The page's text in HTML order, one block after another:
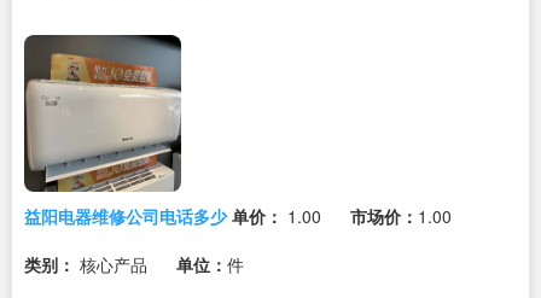
益阳电器维修公司电话多少 单价： 1.00 市场价： 1.00
类别： 核心产品 单位： 件